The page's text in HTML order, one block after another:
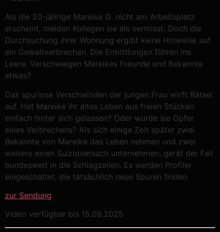
Als die 20-jährige Mareike G. nicht am Arbeitsplatz
erscheint, melden Kollegen sie als vermisst. Doch die
Durchsuchung ihrer Wohnung ergibt keine Hinweise auf
ein Gewaltverbrechen. Die Ermittlungen führen ins
Leere. Verschweigen Mareikes Freunde und Bekannte
etwas?
Das spurlose Verschwinden der jungen Frau wirft Rätsel
auf. Hat Mareike ihr altes Leben aus freien Stücken
einfach hinter sich gelassen? Oder wurde sie Opfer
eines Verbrechens? Als sich einige Zeit später zwei
Bekannte von Mareike das Leben nehmen und zwei
weitere einen Suizidversuch unternehmen, gerät der Fall
bundesweit in die Schlagzeilen. Es werden Profiler
eingeschaltet, die tatsächlich neue Spuren finden.
zur Sendung
Video verfügbar bis 15.09.2025